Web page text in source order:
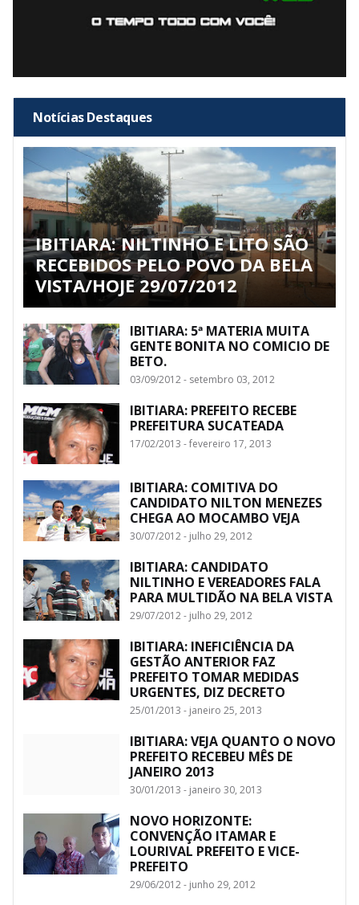
Notícias Destaques
IBITIARA: NILTINHO E LITO SÃO
RECEBIDOS PELO POVO DA BELA
VISTA/HOJE 29/07/2012
IBITIARA: 5ª MATERIA MUITA
GENTE BONITA NO COMICIO DE
BETO.
03/09/2012 - setembro 03, 2012
IBITIARA: PREFEITO RECEBE
PREFEITURA SUCATEADA
17/02/2013 - fevereiro 17, 2013
IBITIARA: COMITIVA DO
CANDIDATO NILTON MENEZES
CHEGA AO MOCAMBO VEJA
30/07/2012 - julho 29, 2012
IBITIARA: CANDIDATO
NILTINHO E VEREADORES FALA
PARA MULTIDÃO NA BELA VISTA
29/07/2012 - julho 29, 2012
IBITIARA: INEFICIÊNCIA DA
GESTÃO ANTERIOR FAZ
PREFEITO TOMAR MEDIDAS
URGENTES, DIZ DECRETO
25/01/2013 - janeiro 25, 2013
IBITIARA: VEJA QUANTO O NOVO
PREFEITO RECEBEU MÊS DE
JANEIRO 2013
30/01/2013 - janeiro 30, 2013
NOVO HORIZONTE:
CONVENÇÃO ITAMAR E
LOURIVAL PREFEITO E VICE-
PREFEITO
29/06/2012 - junho 29, 2012